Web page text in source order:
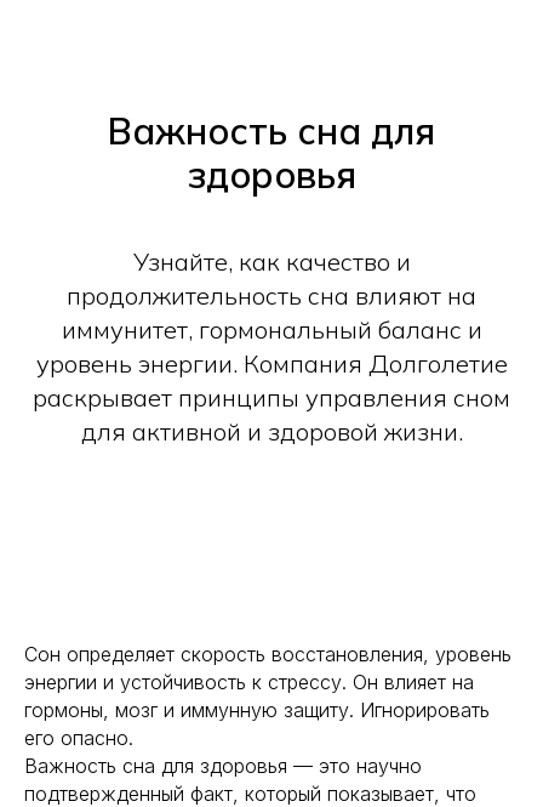
Важность сна для
здоровья
Узнайте, как качество и
продолжительность сна влияют на
иммунитет, гормональный баланс и
уровень энергии. Компания Долголетие
раскрывает принципы управления сном
для активной и здоровой жизни.
Сон определяет скорость восстановления, уровень
энергии и устойчивость к стрессу. Он влияет на
гормоны, мозг и иммунную защиту. Игнорировать
его опасно.
Важность сна для здоровья — это научно
подтвержденный факт, который показывает, что